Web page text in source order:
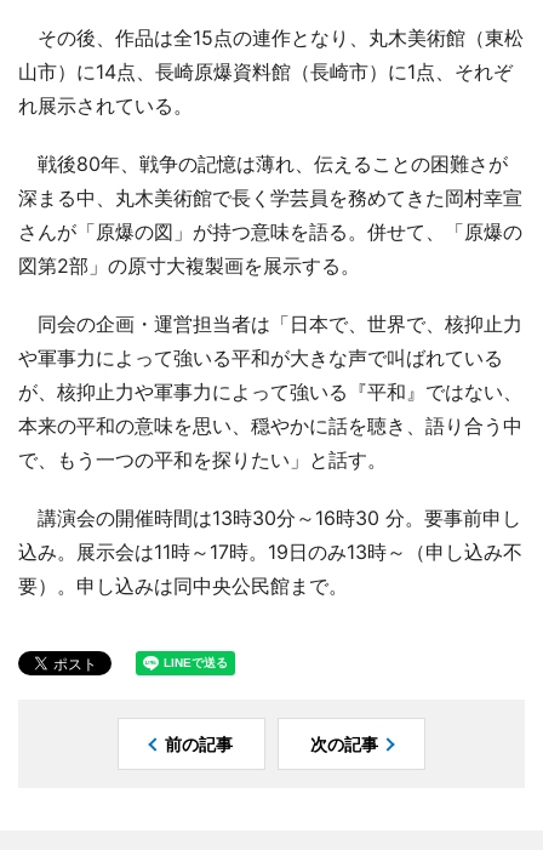
その後、作品は全15点の連作となり、丸木美術館（東松
山市）に14点、長崎原爆資料館（長崎市）に1点、それぞ
れ展示されている。
戦後80年、戦争の記憶は薄れ、伝えることの困難さが
深まる中、丸木美術館で長く学芸員を務めてきた岡村幸宣
さんが「原爆の図」が持つ意味を語る。併せて、「原爆の
図第2部」の原寸大複製画を展示する。
同会の企画・運営担当者は「日本で、世界で、核抑止力
や軍事力によって強いる平和が大きな声で叫ばれている
が、核抑止力や軍事力によって強いる『平和』ではない、
本来の平和の意味を思い、穏やかに話を聴き、語り合う中
で、もう一つの平和を探りたい」と話す。
講演会の開催時間は13時30分～16時30 分。要事前申し
込み。展示会は11時～17時。19日のみ13時～（申し込み不
要）。申し込みは同中央公民館まで。
前の記事 次の記事